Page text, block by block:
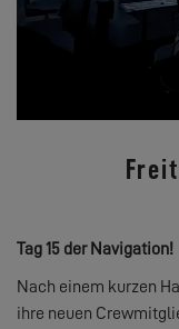
Tag 15 der Navigation!
Nach einem kurzen
ihre neuen